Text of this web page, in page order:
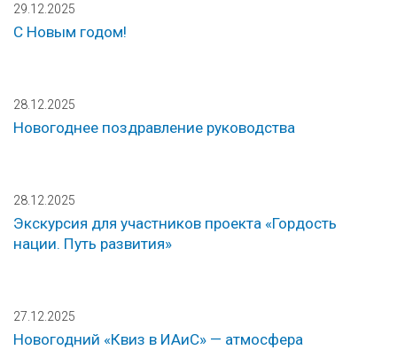
29.12.2025
С Новым годом!
28.12.2025
Новогоднее поздравление руководства
28.12.2025
Экскурсия для участников проекта «Гордость
нации. Путь развития»
27.12.2025
Новогодний «Квиз в ИАиС» — атмосфера